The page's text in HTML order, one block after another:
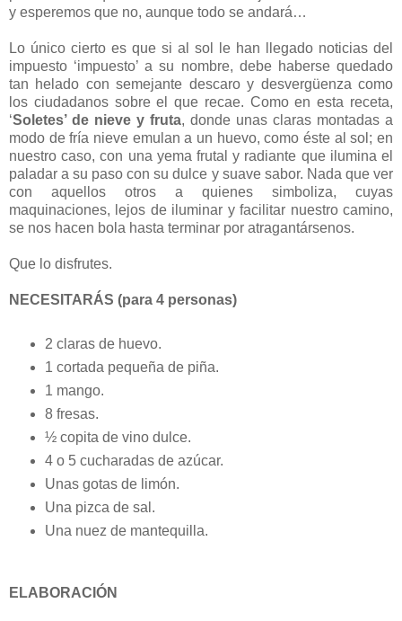
y esperemos que no, aunque todo se andará…
Lo único cierto es que si al sol le han llegado noticias del
impuesto ‘impuesto’ a su nombre, debe haberse quedado
tan helado con semejante descaro y desvergüenza como
los ciudadanos sobre el que recae. Como en esta receta,
‘Soletes’ de nieve y fruta, donde unas claras montadas a
modo de fría nieve emulan a un huevo, como éste al sol; en
nuestro caso, con una yema frutal y radiante que ilumina el
paladar a su paso con su dulce y suave sabor. Nada que ver
con aquellos otros a quienes simboliza, cuyas
maquinaciones, lejos de iluminar y facilitar nuestro camino,
se nos hacen bola hasta terminar por atragantársenos.
Que lo disfrutes.
NECESITARÁS (para 4 personas)
2 claras de huevo.
1 cortada pequeña de piña.
1 mango.
8 fresas.
½ copita de vino dulce.
4 o 5 cucharadas de azúcar.
Unas gotas de limón.
Una pizca de sal.
Una nuez de mantequilla.
ELABORACIÓN